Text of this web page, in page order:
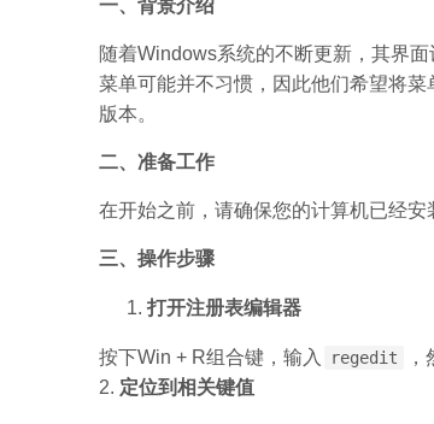
一、背景介绍
随着Windows系统的不断更新，其界
菜单可能并不习惯，因此他们希望将
版本。
二、准备工作
在开始之前，请确保您的计算机已经安
三、操作步骤
打开注册表编辑器
按下Win + R组合键，输入 regedit
2. 定位到相关键值